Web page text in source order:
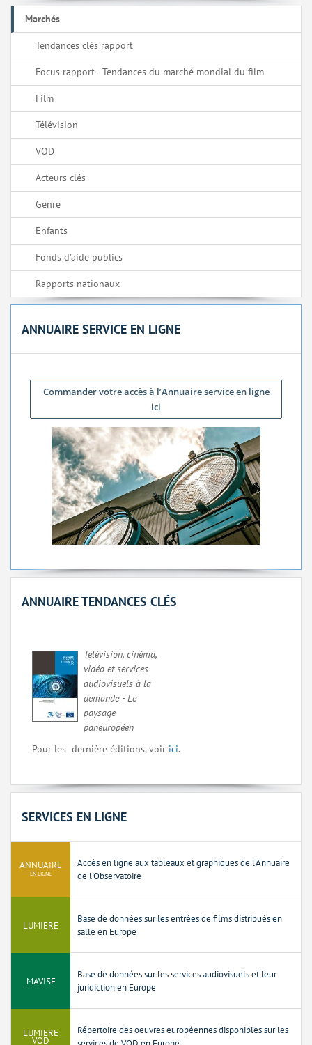
Marchés
Tendances clés rapport
Focus rapport - Tendances du marché mondial du film
Film
Télévision
VOD
Acteurs clés
Genre
Enfants
Fonds d'aide publics
Rapports nationaux
ANNUAIRE SERVICE EN LIGNE
Commander votre accès à l’Annuaire service en ligne
ici
ANNUAIRE TENDANCES CLÉS
Télévision, cinéma,
vidéo et services
audiovisuels à la
demande - Le
paysage
paneuropéen
Pour les dernière éditions, voir ici.
SERVICES EN LIGNE
ANNUAIRE
EN LIGNE
Accès en ligne aux tableaux et graphiques de l'Annuaire
de l'Observatoire
LUMIERE
Base de données sur les entrées de films distribués en
salle en Europe
MAVISE
Base de données sur les services audiovisuels et leur
juridiction en Europe
LUMIERE
VOD
Répertoire des oeuvres européennes disponibles sur les